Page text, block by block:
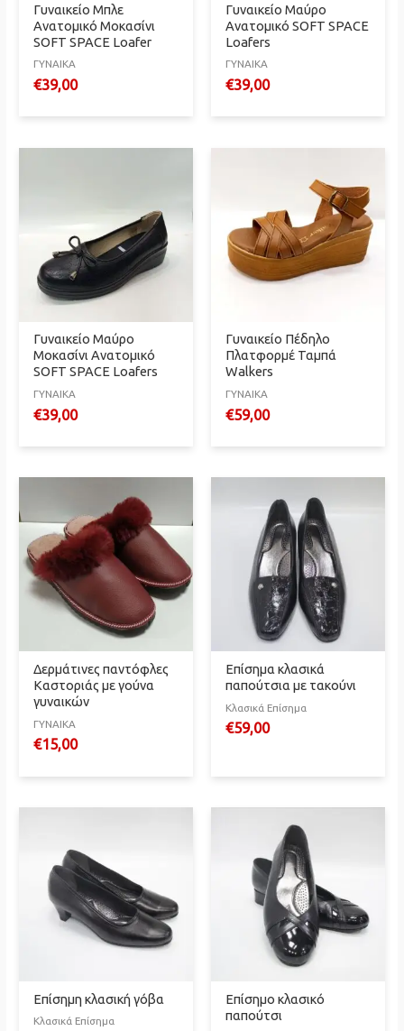
Γυναικείο Mπλε
Ανατομικό Μοκασίνι
SOFT SPACE Loafer
ΓΥΝΑΙΚΑ
€39,00
Γυναικείο Μαύρο
Ανατομικό SOFT SPACE
Loafers
ΓΥΝΑΙΚΑ
€39,00
Γυναικείο Μαύρο
Μοκασίνι Ανατομικό
SOFT SPACE Loafers
ΓΥΝΑΙΚΑ
€39,00
Γυναικείο Πέδηλο
Πλατφορμέ Ταμπά
Walkers
ΓΥΝΑΙΚΑ
€59,00
Δερμάτινες παντόφλες
Καστοριάς με γούνα
γυναικών
ΓΥΝΑΙΚΑ
€15,00
Επίσημα κλασικά
παπούτσια με τακούνι
Κλασικά Επίσημα
€59,00
Επίσημη κλασική γόβα
Κλασικά Επίσημα
Επίσημο κλασικό
παπούτσι